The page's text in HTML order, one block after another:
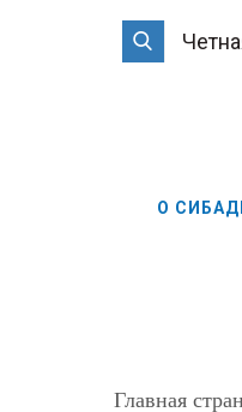
О
Главная